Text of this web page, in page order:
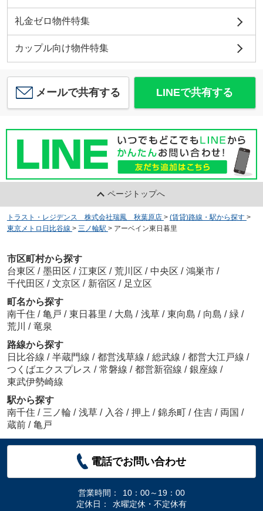
礼金ゼロ物件特集
カップル向け物件特集
メールで共有する LINEで共有する
ページトップへ
トラスト・レジデンス 株式会社瑞鳳 秋葉原店 > (賃貸)路線・駅から探す >
東京メトロ日比谷線 > 三ノ輪駅 > アーベイン東日暮里
市区町村から探す
台東区 / 墨田区 / 江東区 / 荒川区 / 中央区 / 鴻巣市 /
千代田区 / 文京区 / 新宿区 / 足立区
町名から探す
南千住 / 亀戸 / 東日暮里 / 大島 / 浅草 / 東向島 / 向島 / 緑 /
荒川 / 竜泉
路線から探す
日比谷線 / 半蔵門線 / 都営浅草線 / 総武線 / 都営大江戸線 /
つくばエクスプレス / 常磐線 / 都営新宿線 / 銀座線 /
東武伊勢崎線
駅から探す
南千住 / 三ノ輪 / 浅草 / 入谷 / 押上 / 錦糸町 / 住吉 / 両国 /
蔵前 / 亀戸
電話でお問い合わせ
営業時間：
10：00～19：00
定休日：
水曜定休・不定休有